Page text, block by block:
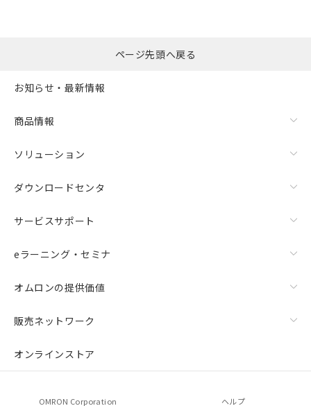
ページ先頭へ戻る
お知らせ・最新情報
商品情報
ソリューション
ダウンロードセンタ
サービスサポート
eラーニング・セミナ
オムロンの提供価値
販売ネットワーク
オンラインストア
OMRON Corporation ヘルプ